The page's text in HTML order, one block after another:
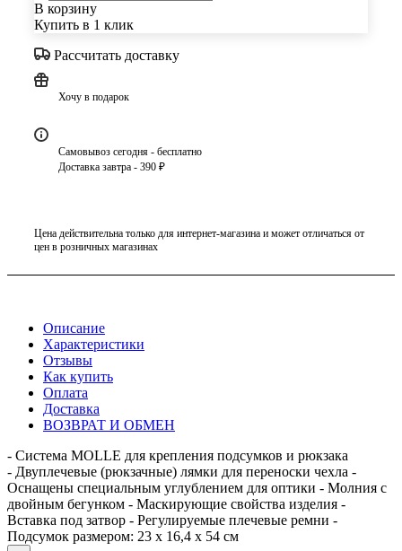
В корзину
Купить в 1 клик
Рассчитать доставку
Хочу в подарок
Самовывоз сегодня - бесплатно
Доставка завтра - 390 ₽
Цена действительна только для интернет-магазина и может отличаться от
цен в розничных магазинах
Описание
Характеристики
Отзывы
Как купить
Оплата
Доставка
ВОЗВРАТ И ОБМЕН
- Система MOLLE для крепления подсумков и рюкзака
- Двуплечевые (рюкзачные) лямки для переноски чехла -
Оснащены специальным углублением для оптики - Молния с
двойным бегунком - Маскирующие свойства изделия -
Вставка под затвор - Регулируемые плечевые ремни -
Подсумок размером: 23 х 16,4 х 54 см